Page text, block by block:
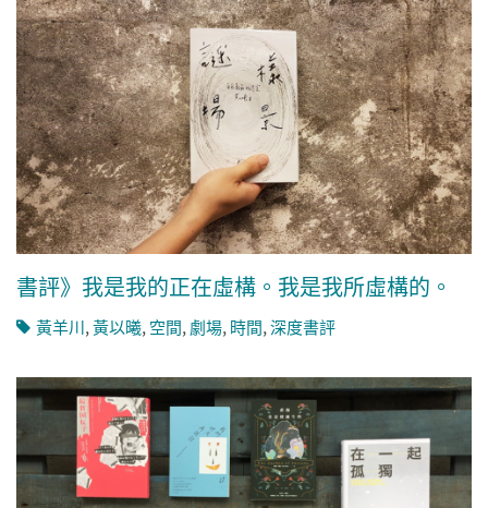
書評》我是我的正在虛構。我是我所虛構的。
黃羊川,黃以曦, 空間, 劇場, 時間,深度書評